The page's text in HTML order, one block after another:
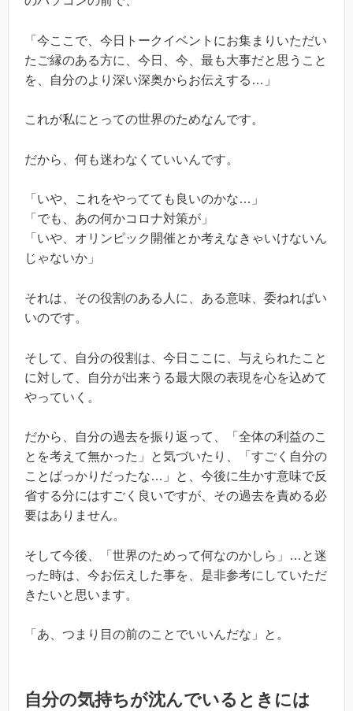
「今ここで、今日トークイベントにお集まりいただい
たご縁のある方に、今日、今、最も大事だと思うこと
を、自分のより深い深奥からお伝えする…」
これが私にとっての世界のためなんです。
だから、何も迷わなくていいんです。
「いや、これをやってても良いのかな…」
「でも、あの何かコロナ対策が」
「いや、オリンピック開催とか考えなきゃいけないん
じゃないか」
それは、その役割のある人に、ある意味、委ねればい
いのです。
そして、自分の役割は、今日ここに、与えられたこと
に対して、自分が出来うる最大限の表現を心を込めて
やっていく。
だから、自分の過去を振り返って、「全体の利益のこ
とを考えて無かった」と気づいたり、「すごく自分の
ことばっかりだったな…」と、今後に生かす意味で反
省する分にはすごく良いですが、その過去を責める必
要はありません。
そして今後、「世界のためって何なのかしら」…と迷
った時は、今お伝えした事を、是非参考にしていただ
きたいと思います。
「あ、つまり目の前のことでいいんだな」と。
自分の気持ちが沈んでいるときには